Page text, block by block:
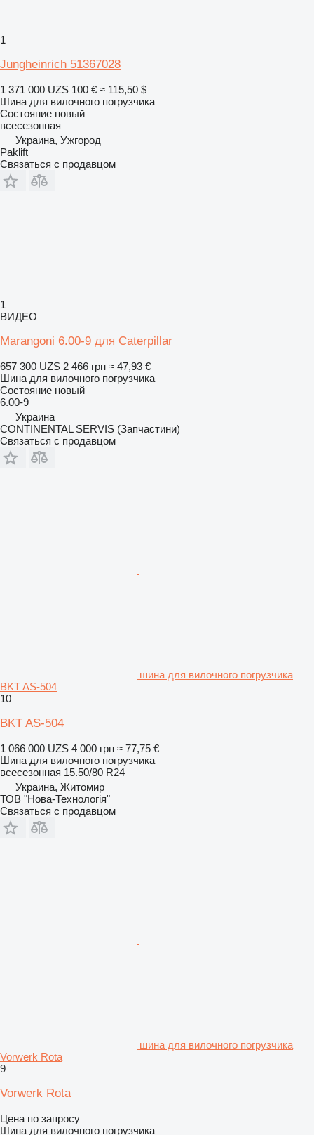
1
Jungheinrich 51367028
1 371 000 UZS 100 € ≈ 115,50 $
Шина для вилочного погрузчика
Состояние новый
всесезонная
Украина, Ужгород
Paklift
Связаться с продавцом
1
ВИДЕО
Marangoni 6.00-9 для Caterpillar
657 300 UZS 2 466 грн ≈ 47,93 €
Шина для вилочного погрузчика
Состояние новый
6.00-9
Украина
CONTINENTAL SERVIS (Запчастини)
Связаться с продавцом
шина для вилочного погрузчика
BKT AS-504
10
BKT AS-504
1 066 000 UZS 4 000 грн ≈ 77,75 €
Шина для вилочного погрузчика
всесезонная 15.50/80 R24
Украина, Житомир
ТОВ "Нова-Технологія"
Связаться с продавцом
шина для вилочного погрузчика
Vorwerk Rota
9
Vorwerk Rota
Цена по запросу
Шина для вилочного погрузчика